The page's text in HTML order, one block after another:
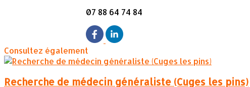
07 88 64 74 84
Consultez également
Recherche de médecin généraliste (Cuges les pins)